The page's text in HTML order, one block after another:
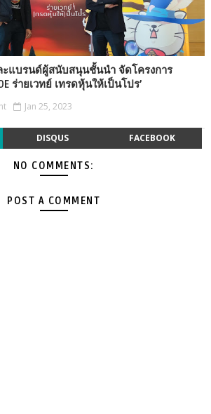
ะแบรนด์ผู้สนับสนุนชั้นนำ จัดโครงการ
ร่ายเวทย์ เทรดหุ้นให้เป็นโปร’
Jan 25, 2023
DISQUS FACEBOOK
NO COMMENTS:
POST A COMMENT